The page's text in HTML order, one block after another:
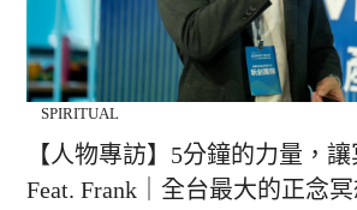
SPIRITUAL
【人物專訪】5分鐘的力量，
Feat. Frank｜全台最大的正念